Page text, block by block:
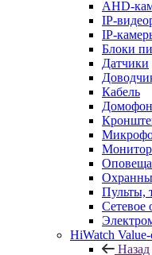
AHD-
IP-
IP-
Блоки
Датчики
Кабель
Пульты,
Сетевое
HiWatch Value-
Назад